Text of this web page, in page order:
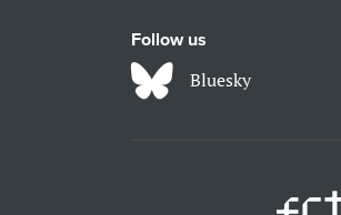
Follow us
Bluesky